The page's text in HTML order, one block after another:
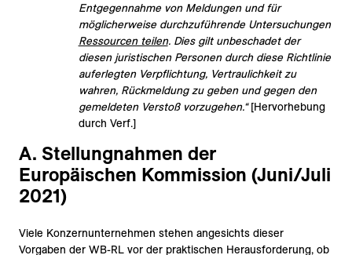
Entgegennahme von Meldungen und für
möglicherweise durchzuführende Untersuchungen
Ressourcen teilen. Dies gilt unbeschadet der
diesen juristischen Personen durch diese Richtlinie
auferlegten Verpflichtung, Vertraulichkeit zu
wahren, Rückmeldung zu geben und gegen den
gemeldeten Verstoß vorzugehen.“[Hervorhebung
durch Verf.]
A. Stellungnahmen der
Europäischen Kommission (Juni/Juli
2021)
Viele Konzernunternehmen stehen angesichts dieser
Vorgaben der WB-RL vor der praktischen Herausforderung, ob